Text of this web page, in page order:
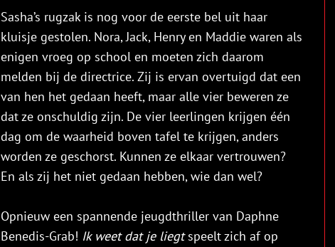
Sasha’s rugzak is nog voor de eerste bel uit haar
kluisje gestolen. Nora, Jack, Henry en Maddie waren als
enigen vroeg op school en moeten zich daarom
melden bij de directrice. Zij is ervan overtuigd dat een
van hen het gedaan heeft, maar alle vier beweren ze
dat ze onschuldig zijn. De vier leerlingen krijgen één
dag om de waarheid boven tafel te krijgen, anders
worden ze geschorst. Kunnen ze elkaar vertrouwen?
En als zij het niet gedaan hebben, wie dan wel?
Opnieuw een spannende jeugdthriller van Daphne
Benedis-Grab! Ik weet dat je liegtspeelt zich af op